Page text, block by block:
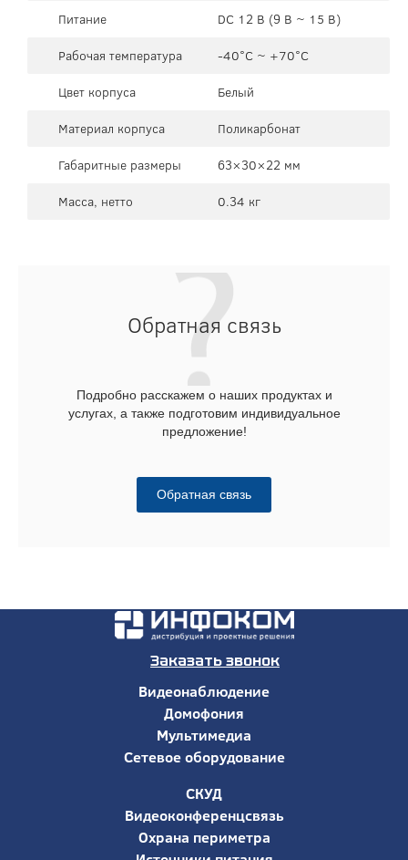
Питание
DC 12 В (9 В ~ 15 В)
Рабочая температура
-40°C ~ +70°C
Цвет корпуса
Белый
Материал корпуса
Поликарбонат
Габаритные размеры
63×30×22 мм
Масса, нетто
0.34 кг
Обратная связь
Подробно расскажем о наших продуктах и
услугах, а также подготовим индивидуальное
предложение!
Обратная связь
Заказать звонок
Видеонаблюдение
Домофония
Мультимедиа
Сетевое оборудование
СКУД
Видеоконференцсвязь
Охрана периметра